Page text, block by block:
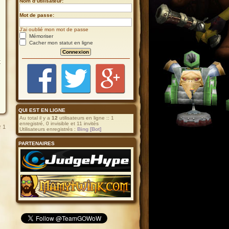
1
Mot de passe:
J’ai oublié mon mot de passe
Mémoriser
Cacher mon statut en ligne
QUI EST EN LIGNE
Au total il y a 12 utilisateurs en ligne :: 1
enregistré, 0 invisible et 11 invités
Utilisateurs enregistrés : Bing [Bot]
PARTENAIRES